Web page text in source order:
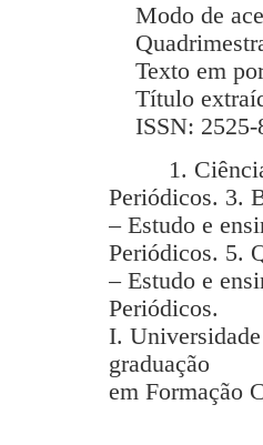
Modo de
Texto em
Título
ISSN: 2525-
1. Ciência –
Periódicos. 3.
– Estudo e
Periódicos. 5.
– Estudo e
Periódicos.
I.
graduação
em Formação